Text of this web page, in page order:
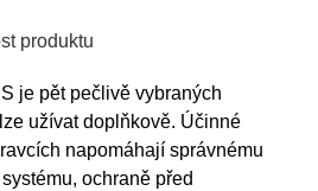
produktu
je pět pečlivě vybraných
užívat doplňkově. Účinné
napomáhají správnému
ochraně před